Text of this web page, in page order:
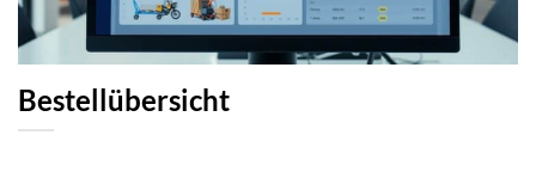
Bestellübersicht